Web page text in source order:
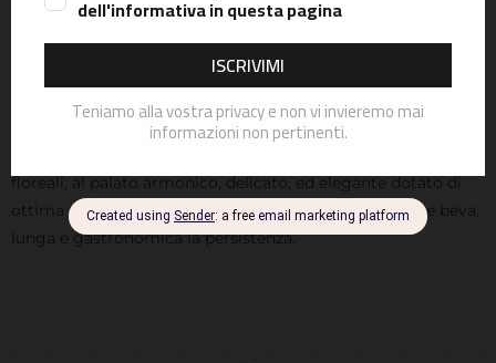
ripetuti battonage per mesi. A Marzo si procede con
l’imbottigliamento e successivo affinamento.
paglierino con leggeri riflessi verdolini. Al naso è intenso,
floreali; al palato armonico, delicato, ed elegante dotato di
ottima sapidità e freschezza, tanto da renderlo di facile beva,
lunga e gastronomica la persistenza.